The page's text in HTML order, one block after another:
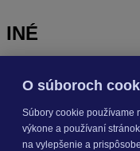
INÉ
O súboroch
Súbory cookie používame
výkone a používaní
na vylepšenie a